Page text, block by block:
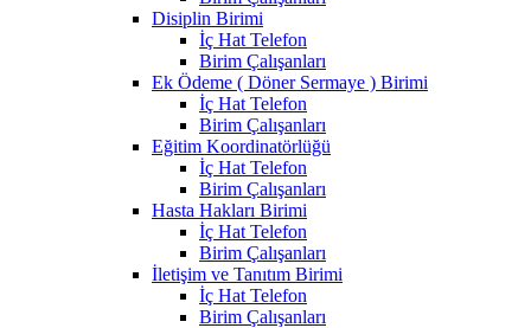
Disiplin Birimi
İç Hat Telefon
Birim Çalışanları
Ek Ödeme ( Döner Sermaye ) Birimi
İç Hat Telefon
Birim Çalışanları
Eğitim Koordinatörlüğü
İç Hat Telefon
Birim Çalışanları
Hasta Hakları Birimi
İç Hat Telefon
Birim Çalışanları
İletişim ve Tanıtım Birimi
İç Hat Telefon
Birim Çalışanları